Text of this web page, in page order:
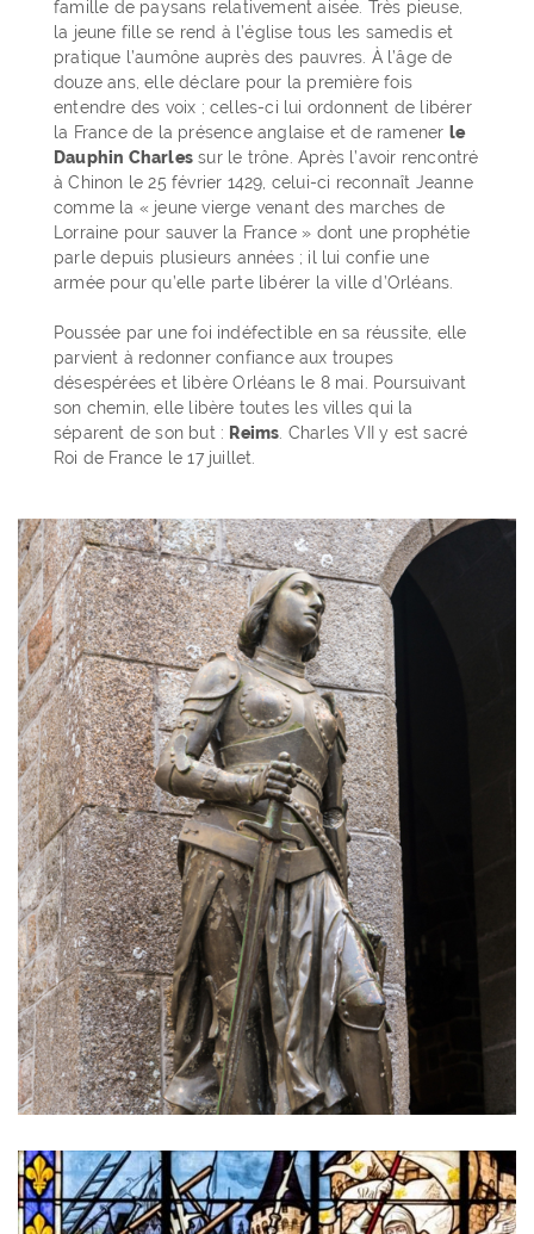
famille de paysans relativement aisée. Très pieuse,
la jeune fille se rend à l’église tous les samedis et
pratique l’aumône auprès des pauvres. À l’âge de
douze ans, elle déclare pour la première fois
entendre des voix ; celles-ci lui ordonnent de libérer
la France de la présence anglaise et de ramener le
Dauphin Charles sur le trône. Après l’avoir rencontré
à Chinon le 25 février 1429, celui-ci reconnaît Jeanne
comme la « jeune vierge venant des marches de
Lorraine pour sauver la France » dont une prophétie
parle depuis plusieurs années ; il lui confie une
armée pour qu’elle parte libérer la ville d’Orléans.
Poussée par une foi indéfectible en sa réussite, elle
parvient à redonner confiance aux troupes
désespérées et libère Orléans le 8 mai. Poursuivant
son chemin, elle libère toutes les villes qui la
séparent de son but : Reims . Charles VII y est sacré
Roi de France le 17 juillet.